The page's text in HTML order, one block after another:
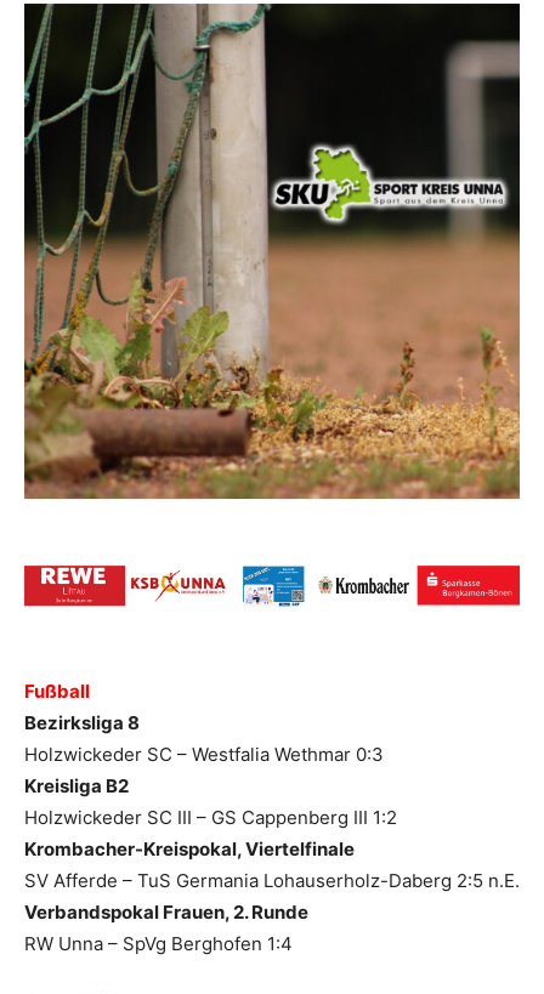
Fußball
Bezirksliga 8
Holzwickeder SC – Westfalia Wethmar 0:3
Kreisliga B2
Holzwickeder SC III – GS Cappenberg III 1:2
Krombacher-Kreispokal, Viertelfinale
SV Afferde – TuS Germania Lohauserholz-Daberg 2:5 n.E.
Verbandspokal Frauen, 2. Runde
RW Unna – SpVg Berghofen 1:4